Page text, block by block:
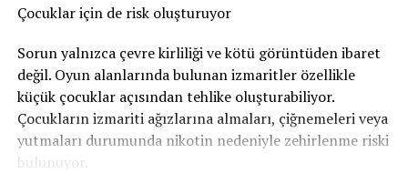
para cezasıverdi. Bu ceza şartlı olarak hükme bağlandı.
Ancak adam soruşturma sırasında96 gün tutuklu
kaldığıiçin bu süre cezadan mahsup edildi. Böylece
geriye 24 günlük, yani1.920 franklıkşartlı ceza kaldı.
Bunun yanında800 frank para cezasıödemesine karar
verildi.
Çocuklar için de risk oluşturuyor
Sorun yalnızca çevre kirliliği ve kötü görüntüden ibaret
değil. Oyun alanlarında bulunan izmaritler özellikle
küçük çocuklar açısından tehlike oluşturabiliyor.
Çocukların izmariti ağızlarına almaları, çiğnemeleri veya
yutmaları durumunda nikotin nedeniyle zehirlenme riski
bulunuyor.